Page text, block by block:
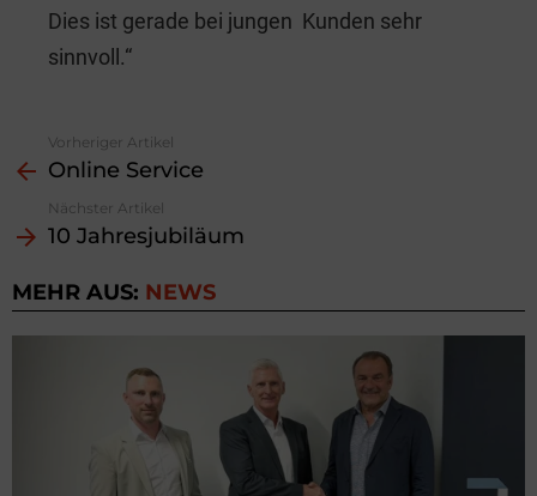
Dies ist gerade bei jungen Kunden sehr
sinnvoll.“
more
Vorheriger Artikel
Online Service
Nächster Artikel
10 Jahresjubiläum
MEHR AUS: NEWS